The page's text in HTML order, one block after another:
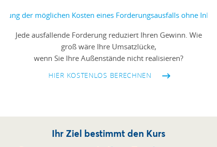
Jede ausfallende Forderung reduziert Ihren Gewinn. Wie
groß wäre Ihre Umsatzlücke,
wenn Sie Ihre Außenstände nicht realisieren?
HIER KOSTENLOS BERECHNEN
Ihr Ziel bestimmt den Kurs